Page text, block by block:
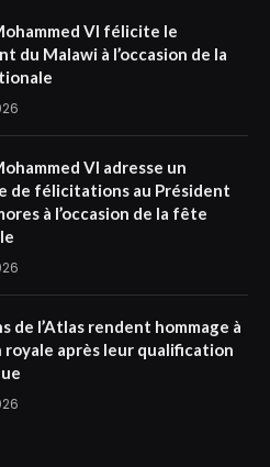
VI félicite le
du Malawi à l’occasion de la
VI adresse un
de félicitations au Président
à l’occasion de la fête
de l’Atlas rendent hommage à
royale après leur qualification